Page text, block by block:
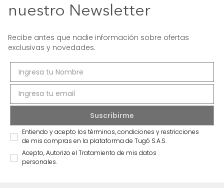
nuestro Newsletter
Recibe antes que nadie información sobre ofertas
exclusivas y novedades.
Entiendo y acepto los términos, condiciones y restricciones
de mis compras en la plataforma de Tugó S.A.S.
Acepto, Autorizo el Tratamiento de mis datos
personales.